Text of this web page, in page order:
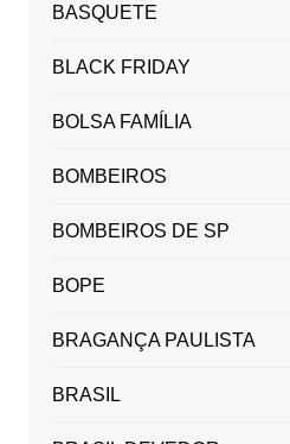
BASQUETE
BLACK FRIDAY
BOLSA FAMÍLIA
BOMBEIROS
BOMBEIROS DE SP
BOPE
BRAGANÇA PAULISTA
BRASIL